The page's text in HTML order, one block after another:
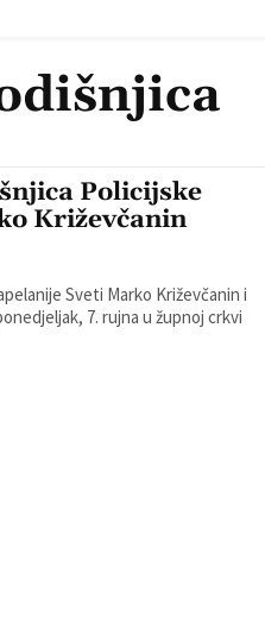
Policijske
Križevčanin
Sveti Marko Križevčanin i
7. rujna u župnoj crkvi